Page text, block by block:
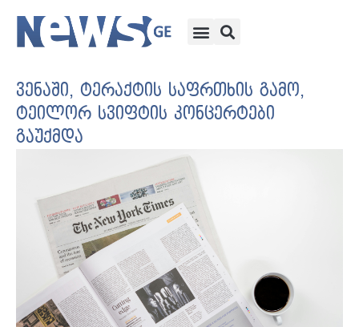
ვენაში, ტერაქტის საფრთხის გამო,
ტეილორ სვიფტის კონცერტები
გაუქმდა